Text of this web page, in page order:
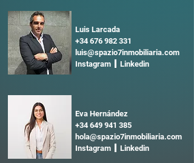
Luis Larcada
+34 676 982 331
luis@spazio7inmobiliaria.com
Instagram Linkedin
Eva Hernández
+34 649 941 385
hola@spazio7inmobiliaria.com
Instagram Linkedin